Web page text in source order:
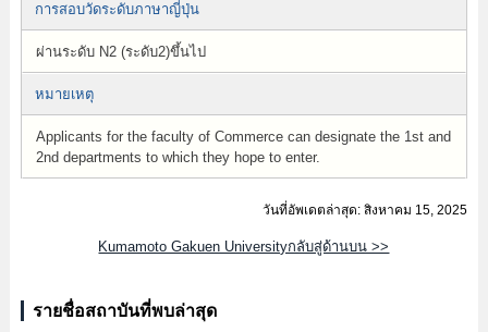
การสอบวัดระดับภาษาญี่ปุ่น
ผ่านระดับ N2 (ระดับ2)ขึ้นไป
หมายเหตุ
Applicants for the faculty of Commerce can designate the 1st and
2nd departments to which they hope to enter.
วันที่อัพเดตล่าสุด: สิงหาคม 15, 2025
Kumamoto Gakuen Universityกลับสู่ด้านบน >>
รายชื่อสถาบันที่พบล่าสุด